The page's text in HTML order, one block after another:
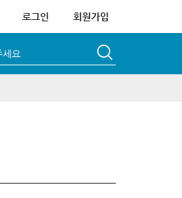
로그인 회원가입
요